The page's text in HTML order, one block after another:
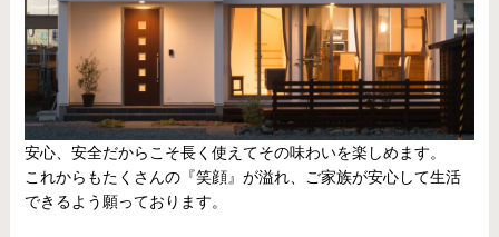
安心、安全だからこそ長く使えてその味わいを楽しめます。
これからもたくさんの『笑顔』が溢れ、ご家族が安心して生活
できるよう願っております。